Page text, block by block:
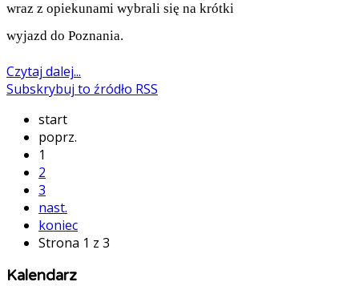
wraz z opiekunami wybrali się na krótki
wyjazd do Poznania.
Czytaj dalej...
Subskrybuj to źródło RSS
start
poprz.
1
2
3
nast.
koniec
Strona 1 z 3
Kalendarz